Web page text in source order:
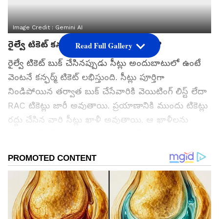
Image Credit :Gemini AI
రైల్వే టికెట్ కన్ఫర్మేషన్ ఎలా జరుగుతుంది?
రైల్వే టికెట్ బుక్ చేసినప్పుడు సీట్లు అందుబాటులో ఉంటే
వెంటనే కన్ఫర్మ్ టికెట్ లభిస్తుంది. సీట్లు పూర్తిగా
నిండిపోయిన తర్వాత బుక్ చేసేవారికి వెయిటింగ్ లిస్ట్ లేదా
RAC టికెట్లు జారీ అవుతాయి. ప్రయాణానికి ముందు టికెట్లు
రద్దు చేసిన వారి సీట్లు ఖాళీ అవుతాయి. ఆ ఖాళీలను
చార్ట్ విడుదలైన తర్వాత టికెట్ తుది స్థితి ప్రయాణికుడికి
తెలుస్తుంది.
గూగుల్‌లో ఆసక్తికరమైన సమాచారం కోసం ఏసియానెట్ తెలుగు
ను మీ ఫ్రిఫర్డ్ సోర్స్ గా ఎంచుకోండి
Read Full Gallery